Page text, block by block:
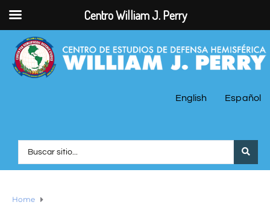
English Español
Home
Centro William J. Perry